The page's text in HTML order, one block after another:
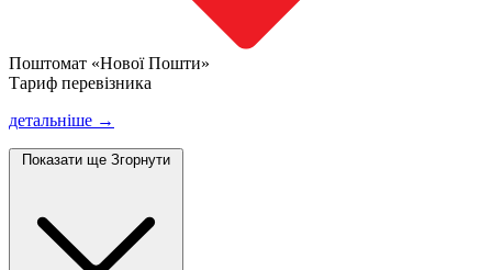
Поштомат «Нової Пошти»
Тариф перевізника
детальніше →
Показати ще Згорнути